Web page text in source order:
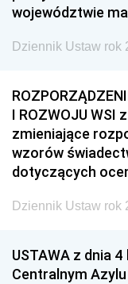
województwie
Dziennik Ustaw rok
I ROZWOJU WSI
zmieniające
wzorów
dotyczących
Dziennik Ustaw rok
USTAWA z dnia
Centralnym